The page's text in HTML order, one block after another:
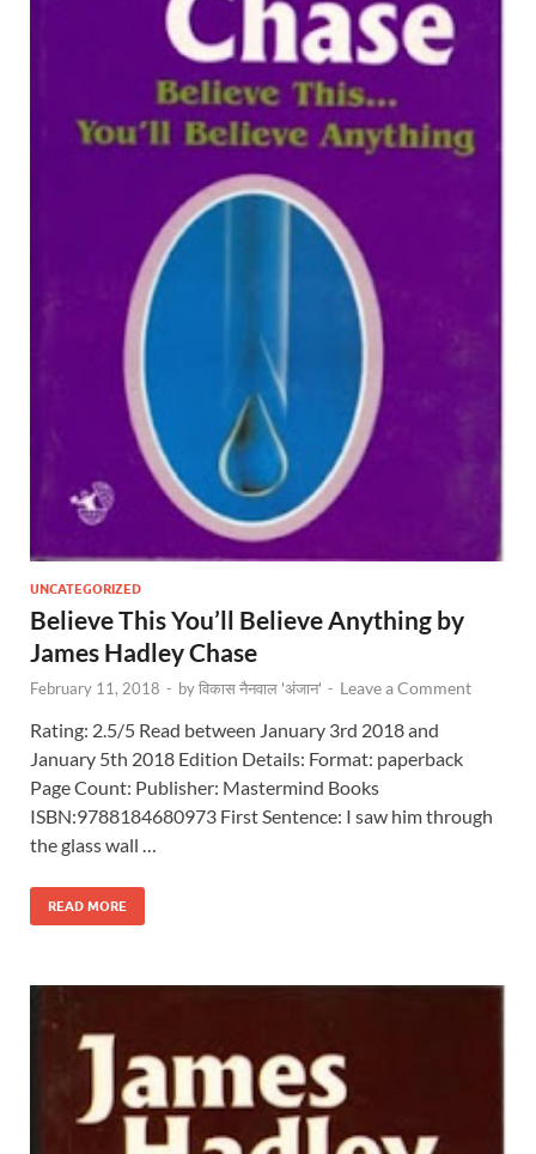
UNCATEGORIZED
Believe This You’ll Believe Anything by
James Hadley Chase
February 11, 2018 - byविकास नैनवाल 'अंजान' - Leave a Comment
Rating: 2.5/5 Read between January 3rd 2018 and
January 5th 2018 Edition Details: Format: paperback
Page Count: Publisher: Mastermind Books
ISBN:9788184680973 First Sentence: I saw him through
the glass wall …
READ MORE